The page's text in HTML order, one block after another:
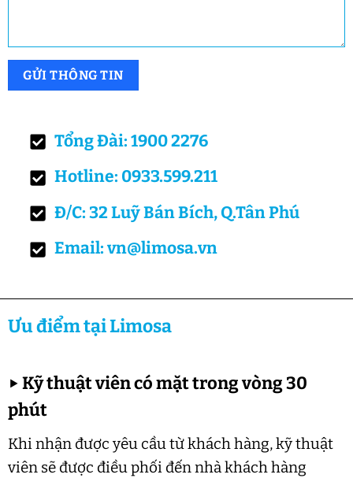
Tổng Đài: 1900 2276
Hotline: 0933.599.211
Đ/C: 32 Luỹ Bán Bích, Q.Tân Phú
Email: vn@limosa.vn
Ưu điểm tại Limosa
▶Kỹ thuật viên có mặt trong vòng 30
phút
Khi nhận được yêu cầu từ khách hàng, kỹ thuật
viên sẽ được điều phối đến nhà khách hàng